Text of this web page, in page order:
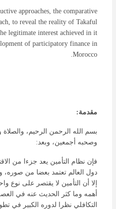
approaches, the comparative
to reveal the reality of Takaful
legitimate interest achieved in it
of participatory finance in
Morocco.
مقدمة:
بسم الله الرحمن الرحيم،
وصحبه أجمعين، وبعد:
فإن نظام التأمين يعد جزءا من
دول العالم تعتمد بعضا من صوره،
إلا أن التأمين لا يقتصر على نوع
أهمه وما كثر الحديث عنه في
التكافلي نظرا لدوره الكبير في